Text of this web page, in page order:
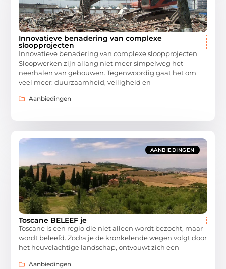
Innovatieve benadering van complexe
sloopprojecten
Innovatieve benadering van complexe sloopprojecten
Sloopwerken zijn allang niet meer simpelweg het
neerhalen van gebouwen. Tegenwoordig gaat het om
veel meer: duurzaamheid, veiligheid en
Aanbiedingen
AANBIEDINGEN
Toscane BELEEF je
Toscane is een regio die niet alleen wordt bezocht, maar
wordt beleefd. Zodra je de kronkelende wegen volgt door
het heuvelachtige landschap, ontvouwt zich een
Aanbiedingen